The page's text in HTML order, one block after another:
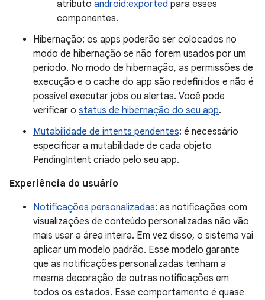
atributo android:exported para esses
componentes.
Hibernação: os apps poderão ser colocados no
modo de hibernação se não forem usados por um
período. No modo de hibernação, as permissões de
execução e o cache do app são redefinidos e não é
possível executar jobs ou alertas. Você pode
verificar o status de hibernação do seu app.
Mutabilidade de intents pendentes: é necessário
especificar a mutabilidade de cada objeto
PendingIntent criado pelo seu app.
Experiência do usuário
Notificações personalizadas: as notificações com
visualizações de conteúdo personalizadas não vão
mais usar a área inteira. Em vez disso, o sistema vai
aplicar um modelo padrão. Esse modelo garante
que as notificações personalizadas tenham a
mesma decoração de outras notificações em
todos os estados. Esse comportamento é quase